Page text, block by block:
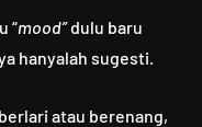
“mood”dulu baru
hanyalah sugesti.
atau berenang,